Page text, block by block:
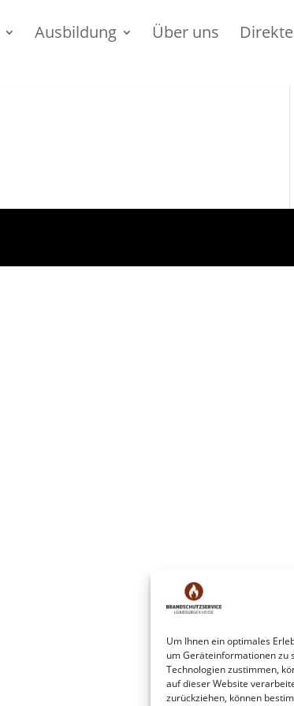
Um Ihnen ein optimales
um Geräteinformationen zu
Technologien zustimmen,
auf dieser Website
zurückziehen, können
Ausbildung Über uns